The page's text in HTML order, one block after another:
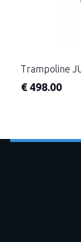
Trampoline
€ 498.00